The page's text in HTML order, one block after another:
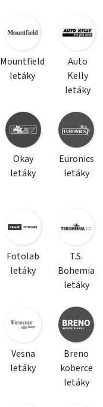
Mountfield
letáky
Auto
Kelly
letáky
Okay
letáky
Euronics
letáky
Fotolab
letáky
T.S.
Bohemia
letáky
Vesna
letáky
Breno
koberce
letáky